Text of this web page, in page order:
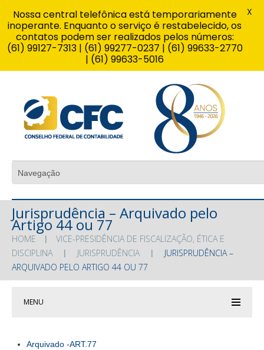
Jurisprudência – Arquivado pelo
Artigo 44 ou 77
HOME
VICE-PRESIDÊNCIA DE FISCALIZAÇÃO, ÉTICA E
DISCIPLINA
JURISPRUDÊNCIA
JURISPRUDÊNCIA –
ARQUIVADO PELO ARTIGO 44 OU 77
MENU
Arquivado -ART.77
Nossa central telefônica está temporariamente
inoperante. Enquanto o serviço é restabelecido, os
contatos podem ser realizados pelos números:
(61) 99127-7313 | (61) 99277-0237 | (61) 99633-2770
| (61) 99633-5016
X